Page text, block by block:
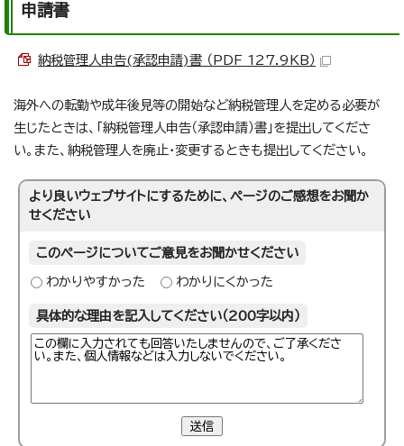
申請書
納税管理人申告(承認申請)書 （PDF 127.9KB）
海外への転勤や成年後見等の開始など納税管理人を定める必要が
生じたときは、「納税管理人申告（承認申請）書」を提出してくださ
い。また、納税管理人を廃止・変更するときも提出してください。
より良いウェブサイトにするために、ページのご感想をお聞か
せください
このページについてご意見をお聞かせください
わかりやすかった わかりにくかった
具体的な理由を記入してください（200字以内）
送信